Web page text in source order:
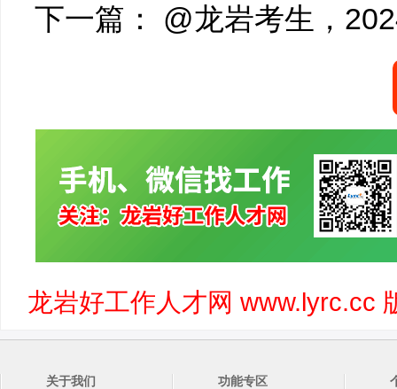
下一篇：
@龙岩考生，
龙岩好工作人才网 www.lyrc.cc
关于我们 功能专区